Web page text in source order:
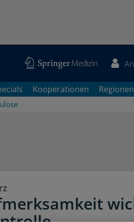
Kooperationen Regionen